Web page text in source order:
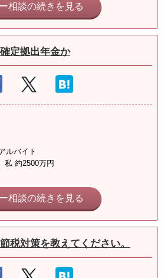
相談の続きを見る
定拠出年金か
ルバイト
私 約2500万円
相談の続きを見る
税対策を教えてください。